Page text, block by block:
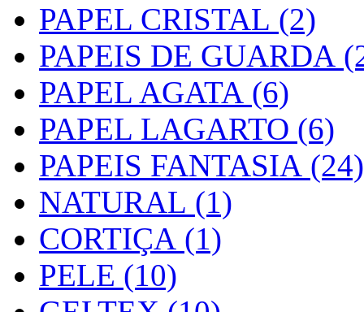
PAPEL CRISTAL (2)
PAPEIS DE GUARDA
PAPEL AGATA (6)
PAPEL LAGARTO (6)
PAPEIS FANTASIA (24)
NATURAL (1)
CORTIÇA (1)
PELE (10)